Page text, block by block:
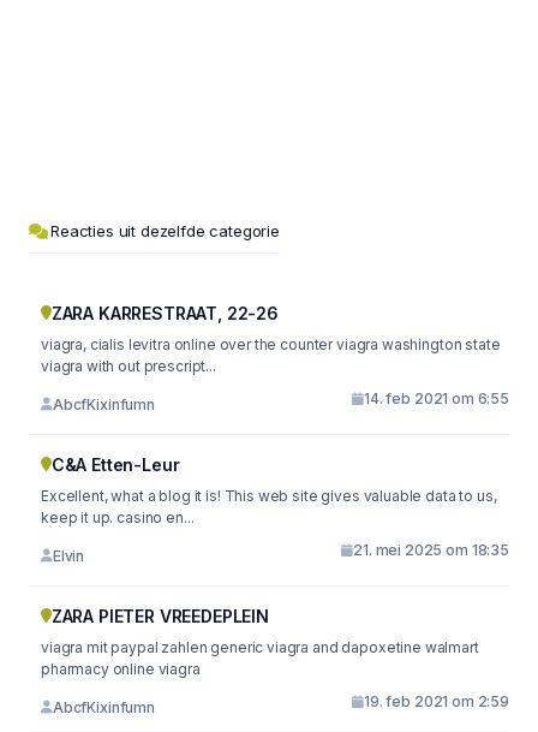
Reacties uit dezelfde categorie
ZARA KARRESTRAAT, 22-26
viagra, cialis levitra online over the counter viagra washington state
viagra with out prescript...
AbcfKixinfumn 14. feb 2021 om 6:55
C&A Etten-Leur
Excellent, what a blog it is! This web site gives valuable data to us,
keep it up. casino en...
Elvin 21. mei 2025 om 18:35
ZARA PIETER VREEDEPLEIN
viagra mit paypal zahlen generic viagra and dapoxetine walmart
pharmacy online viagra
AbcfKixinfumn 19. feb 2021 om 2:59